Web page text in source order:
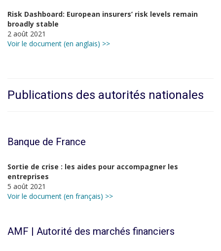
Risk Dashboard: European insurers’ risk levels remain
broadly stable
2 août 2021
Voir le document (en anglais) >>
Publications des autorités nationales
Banque de France
Sortie de crise : les aides pour accompagner les
entreprises
5 août 2021
Voir le document (en français) >>
AMF | Autorité des marchés financiers